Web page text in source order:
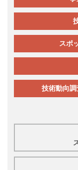
スポ
技術動向